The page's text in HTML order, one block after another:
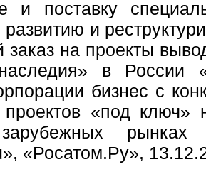
и поставку
развитию и
на проекты
в России
бизнес с
проектов «под
«Росатом.Ру»,